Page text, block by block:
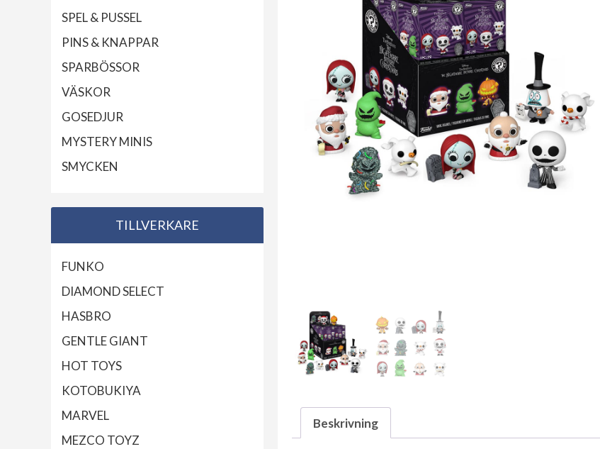
Beskrivning
SPEL & PUSSEL
PINS & KNAPPAR
SPARBÖSSOR
VÄSKOR
GOSEDJUR
MYSTERY MINIS
SMYCKEN
TILLVERKARE
FUNKO
DIAMOND SELECT
HASBRO
GENTLE GIANT
HOT TOYS
KOTOBUKIYA
MARVEL
MEZCO TOYZ